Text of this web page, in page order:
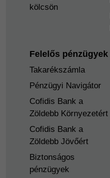
kölcsön
Felelős pénzügyek
Takarékszámla
Pénzügyi Navigátor
Cofidis Bank a
Zöldebb Környezetért
Cofidis Bank a
Zöldebb Jövőért
Biztonságos
pénzügyek